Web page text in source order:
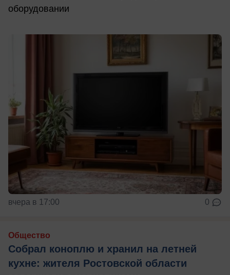
оборудовании
вчера в 17:00 0
Общество
Собрал коноплю и хранил на летней
кухне: жителя Ростовской области